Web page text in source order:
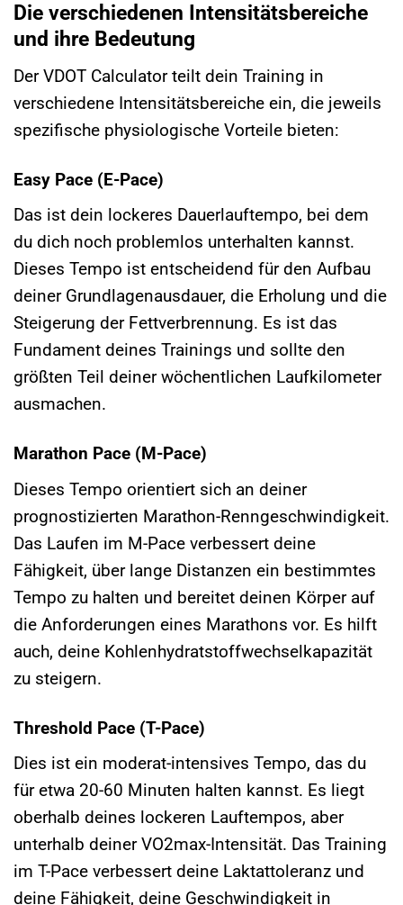
Die verschiedenen Intensitätsbereiche
und ihre Bedeutung
Der VDOT Calculator teilt dein Training in
verschiedene Intensitätsbereiche ein, die jeweils
spezifische physiologische Vorteile bieten:
Easy Pace (E-Pace)
Das ist dein lockeres Dauerlauftempo, bei dem
du dich noch problemlos unterhalten kannst.
Dieses Tempo ist entscheidend für den Aufbau
deiner Grundlagenausdauer, die Erholung und die
Steigerung der Fettverbrennung. Es ist das
Fundament deines Trainings und sollte den
größten Teil deiner wöchentlichen Laufkilometer
ausmachen.
Marathon Pace (M-Pace)
Dieses Tempo orientiert sich an deiner
prognostizierten Marathon-Renngeschwindigkeit.
Das Laufen im M-Pace verbessert deine
Fähigkeit, über lange Distanzen ein bestimmtes
Tempo zu halten und bereitet deinen Körper auf
die Anforderungen eines Marathons vor. Es hilft
auch, deine Kohlenhydratstoffwechselkapazität
zu steigern.
Threshold Pace (T-Pace)
Dies ist ein moderat-intensives Tempo, das du
für etwa 20-60 Minuten halten kannst. Es liegt
oberhalb deines lockeren Lauftempos, aber
unterhalb deiner VO2max-Intensität. Das Training
im T-Pace verbessert deine Laktattoleranz und
deine Fähigkeit, deine Geschwindigkeit in